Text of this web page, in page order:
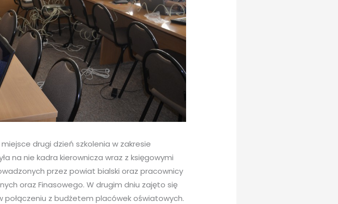
drugi dzień szkolenia w zakresie
na nie kadra kierownicza wraz z księgowymi
przez powiat bialski oraz pracownicy
oraz Finasowego. W drugim dniu zajęto się
połączeniu z budżetem placówek oświatowych.